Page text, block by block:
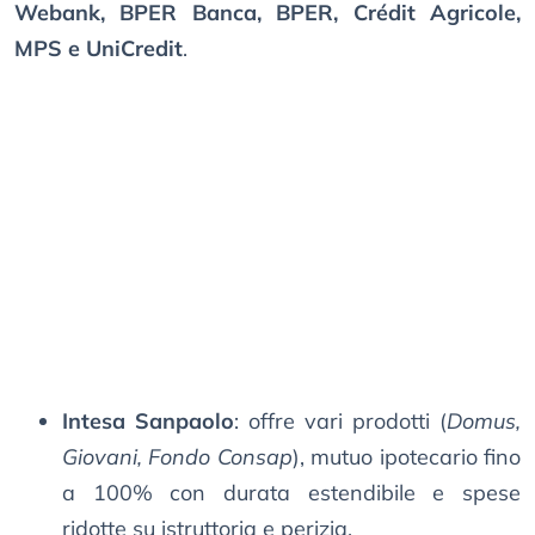
Webank, BPER Banca, BPER, Crédit Agricole,
MPS e UniCredit.
Intesa Sanpaolo: offre vari prodotti (Domus,
Giovani, Fondo Consap), mutuo ipotecario fino
a 100% con durata estendibile e spese
ridotte su istruttoria e perizia.